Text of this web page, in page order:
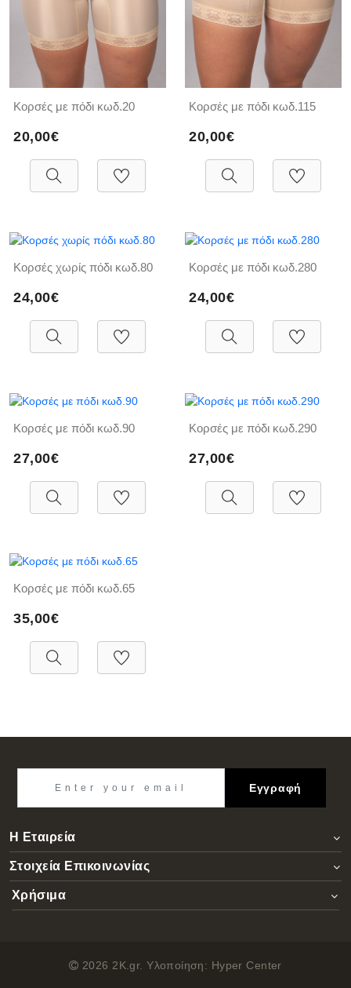
Κορσές με πόδι κωδ.20
20,00€
Κορσές με πόδι κωδ.115
20,00€
Κορσές χωρίς πόδι κωδ.80
24,00€
Κορσές με πόδι κωδ.280
24,00€
Κορσές με πόδι κωδ.90
27,00€
Κορσές με πόδι κωδ.290
27,00€
Κορσές με πόδι κωδ.65
35,00€
Η Εταιρεία
Εγγραφή
Στοιχεία Επικοινωνίας
Χρήσιμα
2026 2K.gr. Υλοποίηση: Hyper Center